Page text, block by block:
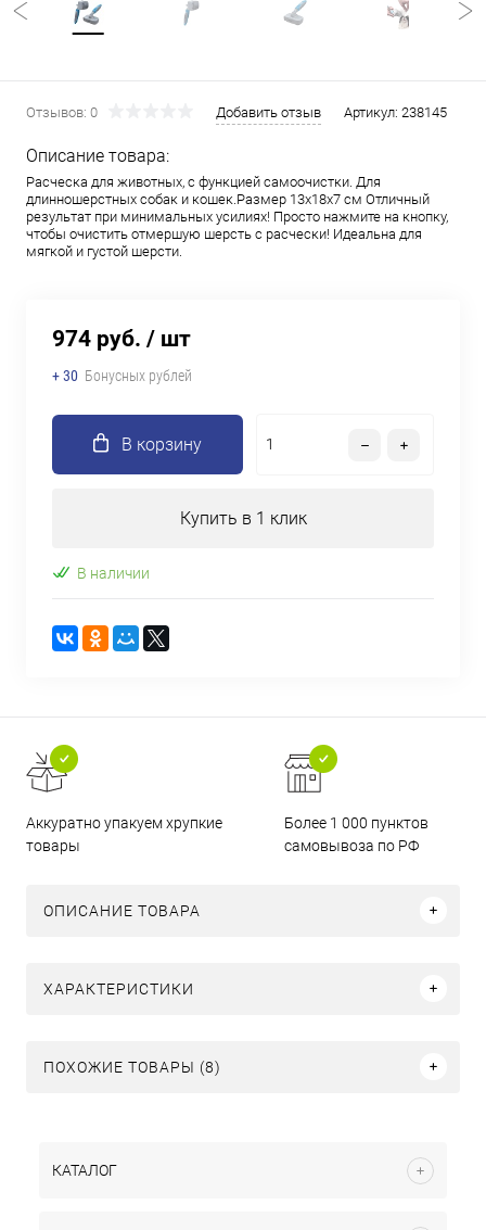
Отзывов: 0 Добавить отзыв Артикул: 238145
Описание товара:
Расческа для животных, с функцией самоочистки. Для
длинношерстных собак и кошек.Размер 13х18х7 см Отличный
результат при минимальных усилиях! Просто нажмите на кнопку,
чтобы очистить отмершую шерсть с расчески! Идеальна для
мягкой и густой шерсти.
974 руб. / шт
+ 30 Бонусных рублей
В корзину
Купить в 1 клик
В наличии
Аккуратно упакуем хрупкие
товары
Более 1 000 пунктов
самовывоза по РФ
ОПИСАНИЕ ТОВАРА
ХАРАКТЕРИСТИКИ
ПОХОЖИЕ ТОВАРЫ (8)
КАТАЛОГ